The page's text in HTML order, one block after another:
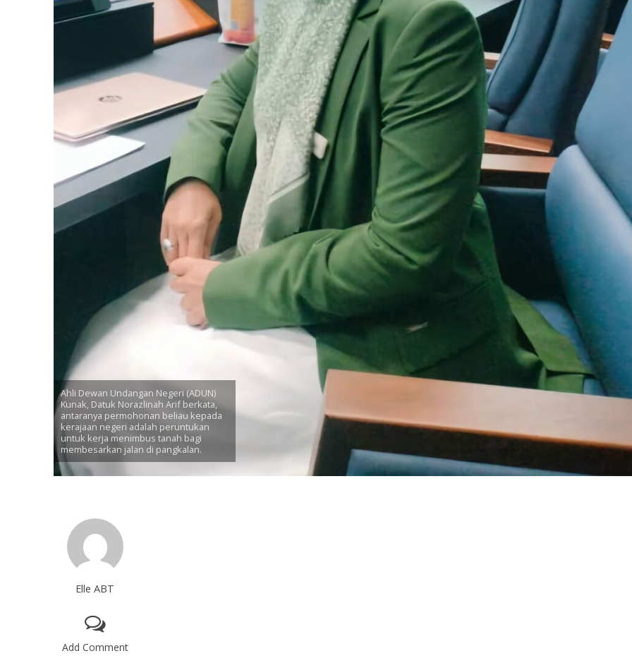
Ahli Dewan Undangan Negeri (ADUN)
Kunak, Datuk Norazlinah Arif berkata,
antaranya permohonan beliau kepada
kerajaan negeri adalah peruntukan
untuk kerja menimbus tanah bagi
membesarkan jalan di pangkalan.
Elle ABT
Add Comment